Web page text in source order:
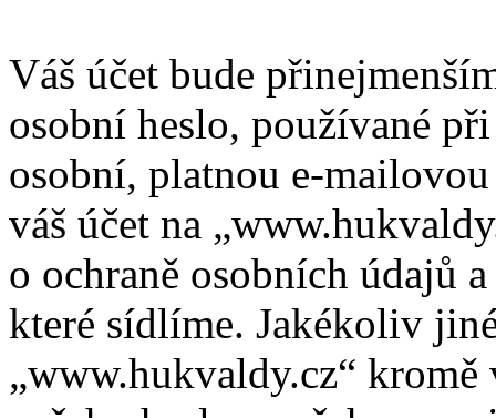
Váš účet bude
osobní heslo, používané
osobní, platnou e-
váš účet na
o ochraně osobních údajů
které sídlíme. Jakékoliv
„www.hukvaldy.cz“ kromě